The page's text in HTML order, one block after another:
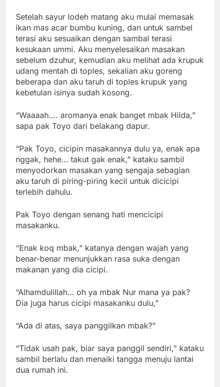
Setelah sayur lodeh matang aku mulai memasak
ikan mas acar bumbu kuning, dan untuk sambel
terasi aku sesuaikan dengan sambal terasi
kesukaan ummi. Aku menyelesaikan masakan
sebelum dzuhur, kemudian aku melihat ada krupuk
udang mentah di toples, sekalian aku goreng
beberapa dan aku taruh di toples krupuk yang
kebetulan isinya sudah kosong.
“Waaaah…. aromanya enak banget mbak Hilda,”
sapa pak Toyo dari belakang dapur.
“Pak Toyo, cicipin masakannya dulu ya, enak apa
nggak, hehe… takut gak enak,” kataku sambil
menyodorkan masakan yang sengaja sebagian
aku taruh di piring-piring kecil untuk dicicipi
terlebih dahulu.
Pak Toyo dengan senang hati mencicipi
masakanku.
“Enak koq mbak,” katanya dengan wajah yang
benar-benar menunjukkan rasa suka dengan
makanan yang dia cicipi.
“Alhamdulillah… oh ya mbak Nur mana ya pak?
Dia juga harus cicipi masakanku dulu,”
“Ada di atas, saya panggilkan mbak?”
“Tidak usah pak, biar saya panggil sendiri,” kataku
sambil berlalu dan menaiki tangga menuju lantai
dua rumah ini.